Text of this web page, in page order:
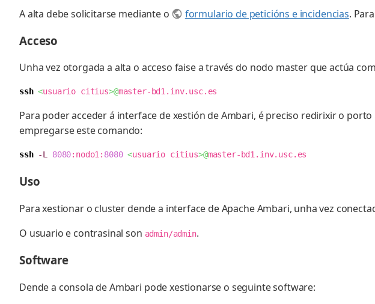
A alta debe solicitarse mediante o formulario de peticións e incidencias.
Acceso
Unha vez otorgada a alta o acceso faise a través do nodo master que actúa
ssh <usuario citius>@master-bd1.inv.usc.es
Para poder acceder á interface de xestión de Ambari, é preciso redirixir o porto
empregarse este comando:
ssh -L 8080:nodo1: 8080 <usuario citius>@master-bd1.inv.usc.es
Uso
Para xestionar o cluster dende a interface de Apache Ambari, unha vez
O usuario e contrasinal son admin/admin.
Software
Dende a consola de Ambari pode xestionarse o seguinte software: